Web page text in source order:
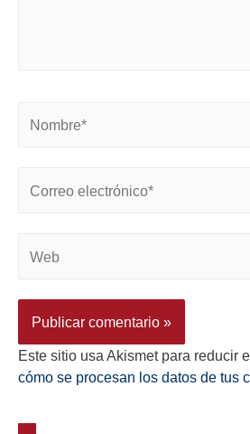
Este sitio usa Akismet para reducir
cómo se procesan los datos de tus